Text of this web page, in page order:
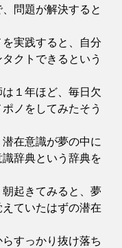
問題が解決すると
実践すると、自分
クトできるという
１年ほど、毎日欠
ノをしてみたそう
潜在意識が夢の中に
辞典という辞典を
起きてみると、夢
ていたはずの潜在
すっかり抜け落ち